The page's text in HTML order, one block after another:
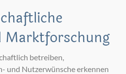
Marktforschung
betreiben,
und Nutzerwünsche erkennen